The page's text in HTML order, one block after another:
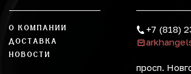
О КОМПАНИИ
ДОСТАВКА
НОВОСТИ
+7 (818)
просп.